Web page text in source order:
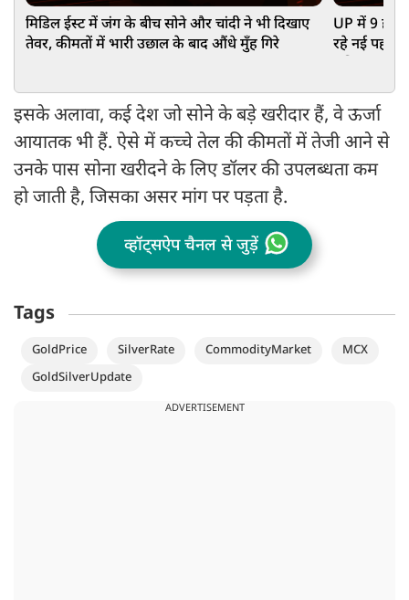
मिडिल ईस्ट में जंग के बीच सोने और चांदी ने भी दिखाए
तेवर, कीमतों में भारी उछाल के बाद औंधे मुँह गिरे
UP में 9
रहे नई
इसके अलावा, कई देश जो सोने के बड़े खरीदार हैं, वे ऊर्जा
आयातक भी हैं. ऐसे में कच्चे तेल की कीमतों में तेजी आने से
उनके पास सोना खरीदने के लिए डॉलर की उपलब्धता कम
हो जाती है, जिसका असर मांग पर पड़ता है.
व्हॉट्सऐप चैनल से जुड़ें
Tags
GoldPrice SilverRate CommodityMarket
MCX
GoldSilverUpdate
ADVERTISEMENT